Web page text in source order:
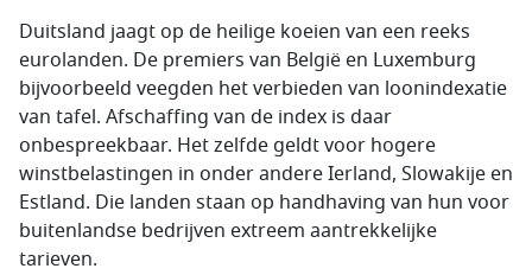
Duitsland jaagt op de heilige koeien van een reeks
eurolanden. De premiers van België en Luxemburg
bijvoorbeeld veegden het verbieden van loonindexatie
van tafel. Afschaffing van de index is daar
onbespreekbaar. Het zelfde geldt voor hogere
winstbelastingen in onder andere Ierland, Slowakije en
Estland. Die landen staan op handhaving van hun voor
buitenlandse bedrijven extreem aantrekkelijke
tarieven.